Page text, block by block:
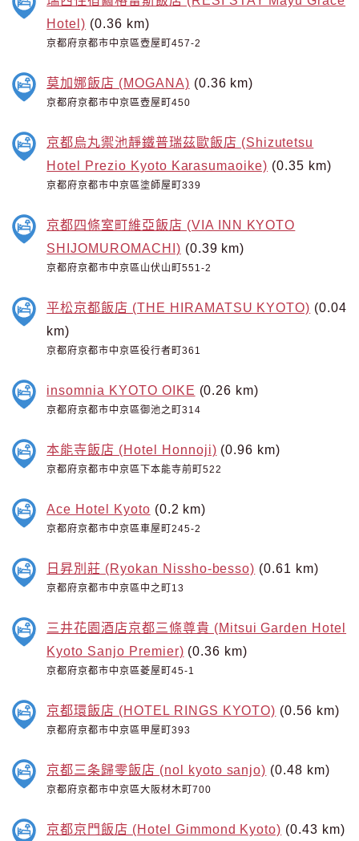
Hotel) (0.36 km)
京都府京都市中京區壺屋町457-2
莫加娜飯店 (MOGANA) (0.36 km)
京都府京都市中京區壺屋町450
京都烏丸禦池靜鐵普瑞茲歐飯店 (Shizutetsu
Hotel Prezio Kyoto Karasumaoike) (0.35 km)
京都府京都市中京區塗師屋町339
京都四條室町維亞飯店 (VIA INN KYOTO
SHIJOMUROMACHI) (0.39 km)
京都府京都市中京區山伏山町551-2
平松京都飯店 (THE HIRAMATSU KYOTO) (0.04
km)
京都府京都市中京區役行者町361
insomnia KYOTO OIKE (0.26 km)
京都府京都市中京區御池之町314
本能寺飯店 (Hotel Honnoji) (0.96 km)
京都府京都市中京區下本能寺前町522
Ace Hotel Kyoto (0.2 km)
京都府京都市中京區車屋町245-2
日昇別莊 (Ryokan Nissho-besso) (0.61 km)
京都府京都市中京區中之町13
三井花園酒店京都三條尊貴 (Mitsui Garden Hotel
Kyoto Sanjo Premier) (0.36 km)
京都府京都市中京區菱屋町45-1
京都環飯店 (HOTEL RINGS KYOTO) (0.56 km)
京都府京都市中京區甲屋町393
京都三条歸零飯店 (nol kyoto sanjo) (0.48 km)
京都府京都市中京區大阪材木町700
京都京門飯店 (Hotel Gimmond Kyoto) (0.43 km)